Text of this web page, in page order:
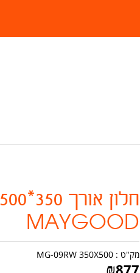
חלון אורך 350*500
MAYGOOD
מק"ט : MG-09RW 350X500
₪877